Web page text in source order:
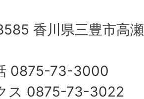
香川県三豊市高
0875-73-3000
ス 0875-73-3022